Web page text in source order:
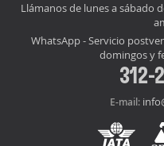
Llámanos de lunes a sábado
WhatsApp - Servicio
domingos y
312-
E-mail: